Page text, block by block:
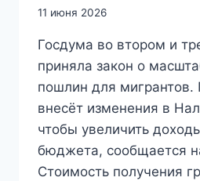
11 июня 2026
Госдума во втором и
приняла закон о
пошлин для мигрантов.
внесёт изменения в
чтобы увеличить
бюджета, сообщается
Стоимость получения